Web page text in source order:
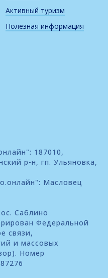
Активный туризм
Полезная информация
187010,
р-н, гп. Ульяновка,
Масловец
Саблино
Федеральной
связи,
и массовых
Номер